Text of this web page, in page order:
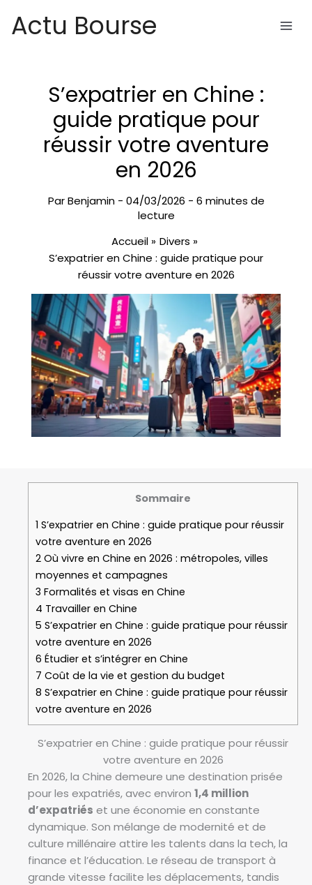
Actu Bourse
S’expatrier en Chine :
guide pratique pour
réussir votre aventure
en 2026
ParBenjamin - 04/03/2026 - 6 minutes de
lecture
Accueil
Divers
S’expatrier en Chine : guide pratique pour
réussir votre aventure en 2026
Sommaire
1 S’expatrier en Chine : guide pratique pour réussir
votre aventure en 2026
2 Où vivre en Chine en 2026 : métropoles, villes
moyennes et campagnes
3 Formalités et visas en Chine
4 Travailler en Chine
5 S’expatrier en Chine : guide pratique pour réussir
votre aventure en 2026
6 Étudier et s’intégrer en Chine
7 Coût de la vie et gestion du budget
8 S’expatrier en Chine : guide pratique pour réussir
votre aventure en 2026
S’expatrier en Chine : guide pratique pour réussir
votre aventure en 2026
En 2026, la Chine demeure une destination prisée
pour les expatriés, avec environ 1,4 million
d’expatriés et une économie en constante
dynamique. Son mélange de modernité et de
culture millénaire attire les talents dans la tech, la
finance et l’éducation. Le réseau de transport à
grande vitesse facilite les déplacements, tandis